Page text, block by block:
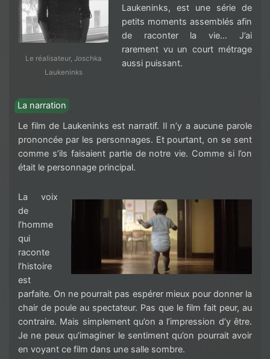
Le réalisateur, Joschka
Laukeninks
Laukeninks, est une série de
petits moments assemblés afin
de raconter la vie… J’ai
rarement vu un court métrage
aussi puissant.
La narration
Le film de Laukeninks est narratif. Il n’y a aucune parole
prononcée par les personnages. Et pourtant, on se sent
comme s’ils faisaient partie de notre vie. Comme si l’on
était le personnage principal.
La voix
de
l’homme
qui
raconte
l’histoire
est
parfaite. On ne pourrait pas espérer mieux pour donner la
chair de poule au spectateur. Pas que le film fait peur, au
contraire. Mais simplement qu’on a l’impression d’y être.
Je ne peux qu’imaginer le sentiment qu’on pourrait avoir
en voyant ce film dans une salle sombre.